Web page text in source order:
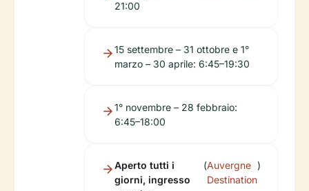
21:00
15 settembre – 31 ottobre e 1°
marzo – 30 aprile: 6:45–19:30
1° novembre – 28 febbraio:
6:45–18:00
Aperto tutti i
giorni, ingresso
(Auvergne
Destination
)